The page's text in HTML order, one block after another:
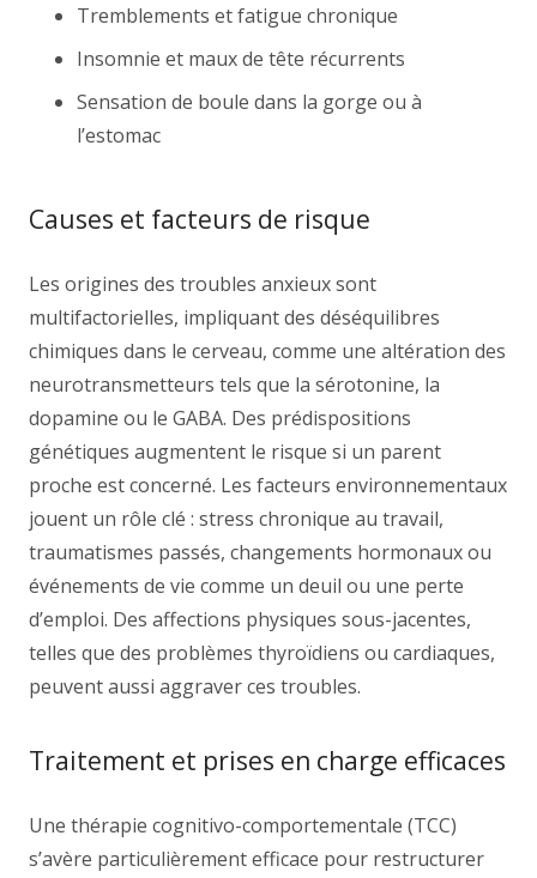
Tremblements et fatigue chronique
Insomnie et maux de tête récurrents
Sensation de boule dans la gorge ou à
l’estomac
Causes et facteurs de risque
Les origines des troubles anxieux sont
multifactorielles, impliquant des déséquilibres
chimiques dans le cerveau, comme une altération des
neurotransmetteurs tels que la sérotonine, la
dopamine ou le GABA. Des prédispositions
génétiques augmentent le risque si un parent
proche est concerné. Les facteurs environnementaux
jouent un rôle clé : stress chronique au travail,
traumatismes passés, changements hormonaux ou
événements de vie comme un deuil ou une perte
d’emploi. Des affections physiques sous-jacentes,
telles que des problèmes thyroïdiens ou cardiaques,
peuvent aussi aggraver ces troubles.
Traitement et prises en charge efficaces
Une thérapie cognitivo-comportementale (TCC)
s’avère particulièrement efficace pour restructurer